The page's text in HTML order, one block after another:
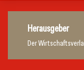
Herausgeber
Der